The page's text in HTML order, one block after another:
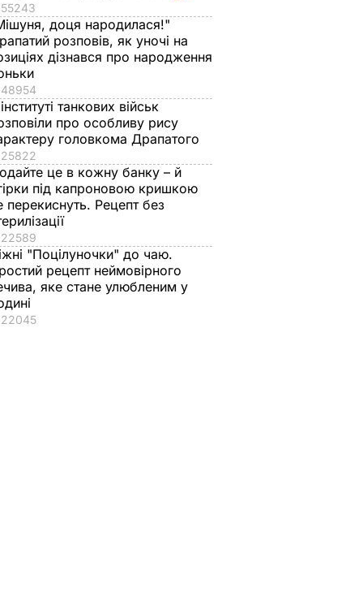
що
55243
доця народилася!"
розповів, як уночі на
дізнався про народження
48954
танкових військ
про особливу рису
головкома Драпатого
25822
це в кожну банку – й
під капроновою кришкою
перекиснуть. Рецепт без
22589
"Поцілуночки" до чаю.
рецепт неймовірного
яке стане улюбленим у
22045